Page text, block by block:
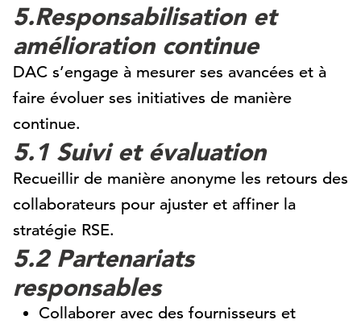
5.Responsabilisation et
amélioration continue
DAC s’engage à mesurer ses avancées et à
faire évoluer ses initiatives de manière
continue.
5.1 Suivi et évaluation
Recueillir de manière anonyme les retours des
collaborateurs pour ajuster et affiner la
stratégie RSE.
5.2 Partenariats
responsables
Collaborer avec des fournisseurs et